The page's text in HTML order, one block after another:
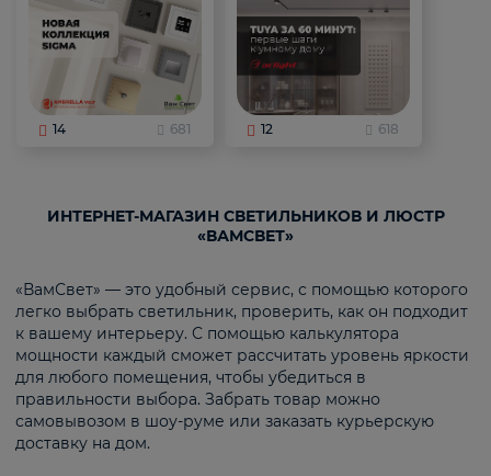
14 681 12 618
ИНТЕРНЕТ-МАГАЗИН СВЕТИЛЬНИКОВ И ЛЮСТР
«ВАМСВЕТ»
«ВамСвет» — это удобный сервис, с помощью которого
легко выбрать светильник, проверить, как он подходит
к вашему интерьеру. С помощью калькулятора
мощности каждый сможет рассчитать уровень яркости
для любого помещения, чтобы убедиться в
правильности выбора. Забрать товар можно
самовывозом в шоу-руме или заказать курьерскую
доставку на дом.